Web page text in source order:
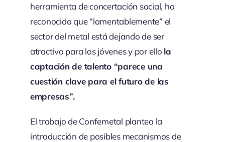
herramienta de concertación social, ha
reconocido que “lamentablemente” el
sector del metal está dejando de ser
atractivo para los jóvenes y por ello la
captación de talento “parece una
cuestión clave para el futuro de las
empresas”.
El trabajo de Confemetal plantea la
introducción de posibles mecanismos de